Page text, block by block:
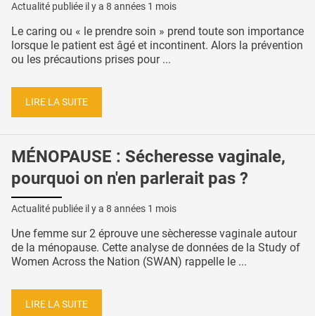
Actualité publiée il y a 8 années 1 mois
Le caring ou « le prendre soin » prend toute son importance
lorsque le patient est âgé et incontinent. Alors la prévention
ou les précautions prises pour ...
LIRE LA SUITE
MÉNOPAUSE : Sécheresse vaginale,
pourquoi on n'en parlerait pas ?
Actualité publiée il y a 8 années 1 mois
Une femme sur 2 éprouve une sècheresse vaginale autour
de la ménopause. Cette analyse de données de la Study of
Women Across the Nation (SWAN) rappelle le ...
LIRE LA SUITE